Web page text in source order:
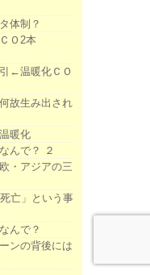
体制？
Ｏ2本
←温暖化ＣＯ
故生み出され
暖化
んで？ ２
・アジアの三
亡」という事
んで？
ンの背後には